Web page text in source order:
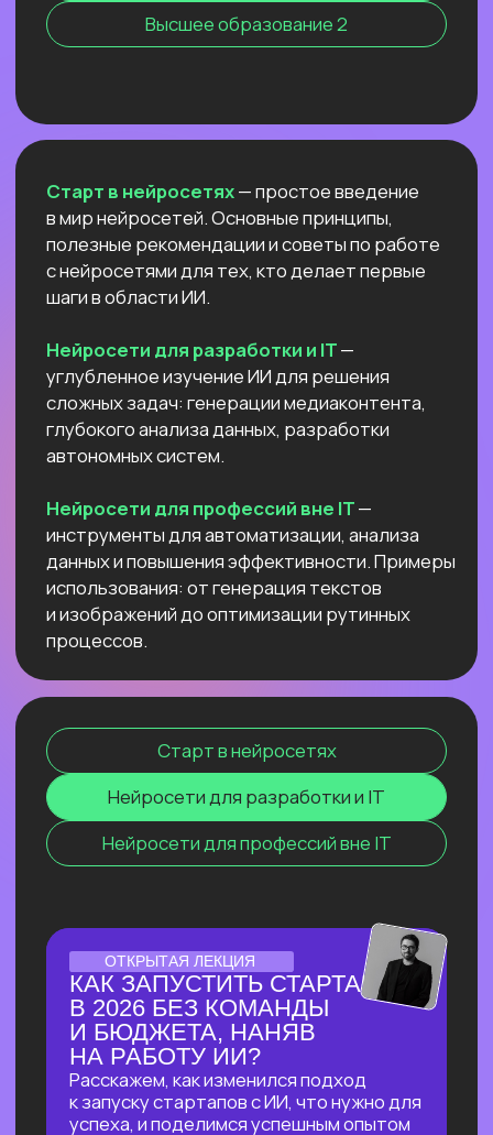
Старт в нейросетях— простое введение
в мир нейросетей. Основные принципы,
полезные рекомендации и советы по работе
с нейросетями для тех, кто делает первые
шаги в области ИИ.
сложных задач: генерации медиаконтента,
глубокого анализа данных, разработки
автономных систем.
Нейросети для профессий вне IT—
данных и повышения эффективности.
текстов и изображений до оптимизации
рутинных процессов.
Нейросети для разработки и IT
Для детей 8
ОНЛАЙН-СЕМИНАР
ПО ПЕРПЛЕКСИТИ ИИ ДЛЯ
ПЕДАГОГОВ
И РЕПЕТИТОРОВ
Соберем «вау-урок» для ваших
учеников и студентов за минуты
и расскажем, как сделать это
стабильной практикой.
ЛЕКЦИЯ-ПРАКТИКУМ
ПО ПРИМЕНЕНИЮ ИИ
ДЛЯ ЮРИДИЧЕСКИХ ЗАДАЧ
В прямом эфире мы покажем, как
с помощью ИИ автоматизировать
до 90% работы со сложными
документами, за минуты проверять
их на соответствие законодательству
и кратно сократить время на рутинные
задачи!
Узнать подробнее